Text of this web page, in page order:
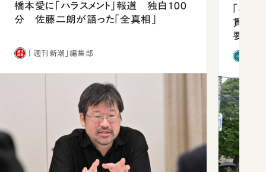
橋本愛に「ハラスメント」報道 独白100
分 佐藤二朗が語った「全真相」
「週刊新潮」編集部
「早
貫校へ
要だっ